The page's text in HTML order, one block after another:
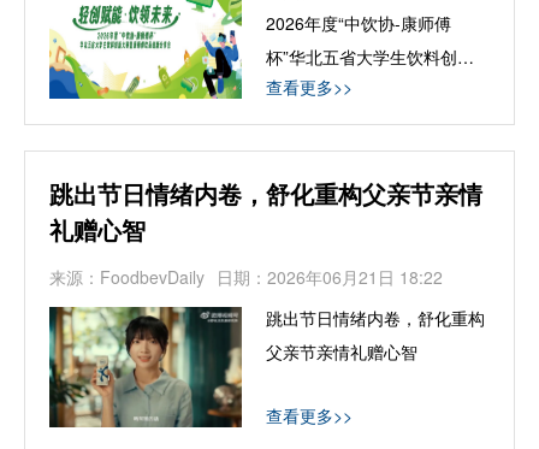
2026年度“中饮协-康师傅
杯”华北五省大学生饮料创新
大赛启动
查看更多>>
跳出节日情绪内卷，舒化重构父亲节亲情
礼赠心智
来源：FoodbevDaily 日期：2026年06月21日 18:22
跳出节日情绪内卷，舒化重构
父亲节亲情礼赠心智
查看更多>>